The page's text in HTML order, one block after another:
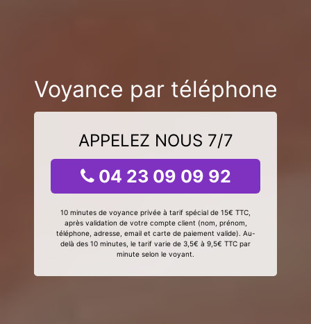
Voyance par téléphone
APPELEZ NOUS 7/7
04 23 09 09 92
10 minutes de voyance privée à tarif spécial de 15€ TTC,
après validation de votre compte client (nom, prénom,
téléphone, adresse, email et carte de paiement valide). Au-
delà des 10 minutes, le tarif varie de 3,5€ à 9,5€ TTC par
minute selon le voyant.